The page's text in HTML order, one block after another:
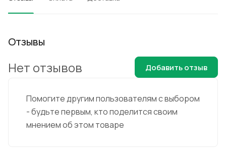
Отзывы
Помогите другим пользователям с выбором
- будьте первым, кто поделится своим
мнением об этом товаре
Нет отзывов Добавить отзыв